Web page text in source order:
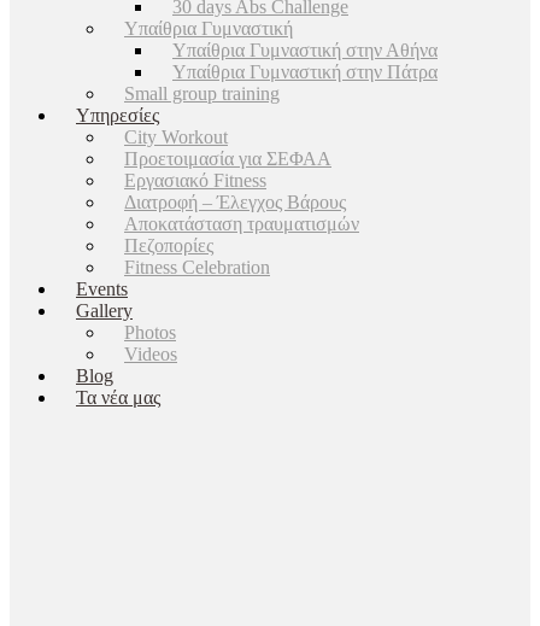
30 days Abs Challenge
Υπαίθρια Γυμναστική
Υπαίθρια Γυμναστική στην Αθήνα
Υπαίθρια Γυμναστική στην Πάτρα
Small group training
Υπηρεσίες
City Workout
Προετοιμασία για ΣΕΦΑΑ
Εργασιακό Fitness
Διατροφή – Έλεγχος Βάρους
Αποκατάσταση τραυματισμών
Πεζοπορίες
Fitness Celebration
Events
Gallery
Photos
Videos
Blog
Τα νέα μας